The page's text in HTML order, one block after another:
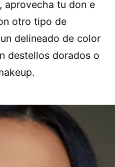
aprovecha tu don e
otro tipo de
delineado de color
destellos dorados o